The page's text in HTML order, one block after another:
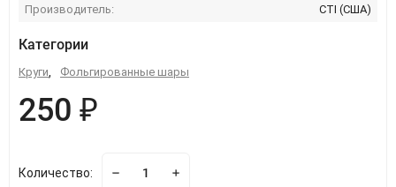
Производитель:
CTI (США)
Категории
Круги, Фольгированные шары
250 ₽
Количество: